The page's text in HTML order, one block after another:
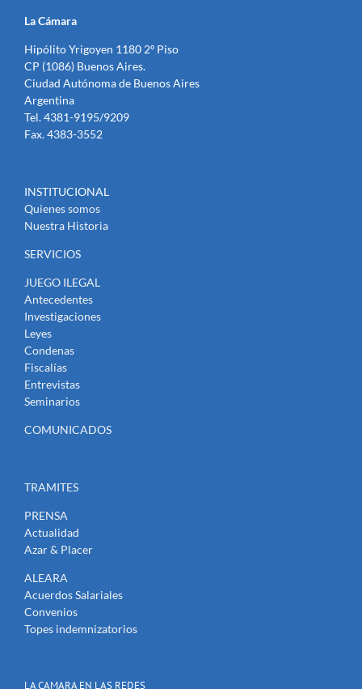
La Cámara
Hipólito Yrigoyen 1180 2º Piso
CP (1086) Buenos Aires.
Ciudad Autónoma de Buenos Aires
Argentina
Tel. 4381-9195/9209
Fax. 4383-3552
INSTITUCIONAL
Quienes somos
Nuestra Historia
SERVICIOS
JUEGO ILEGAL
Antecedentes
Investigaciones
Leyes
Condenas
Fiscalías
Entrevistas
Seminarios
COMUNICADOS
TRAMITES
PRENSA
Actualidad
Azar & Placer
ALEARA
Acuerdos Salariales
Convenios
Topes indemnizatorios
LA CAMARA EN LAS REDES